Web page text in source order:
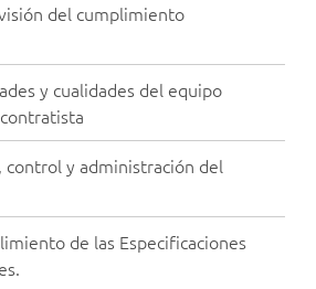
del cumplimiento
y cualidades del equipo
control y administración del
de las Especificaciones